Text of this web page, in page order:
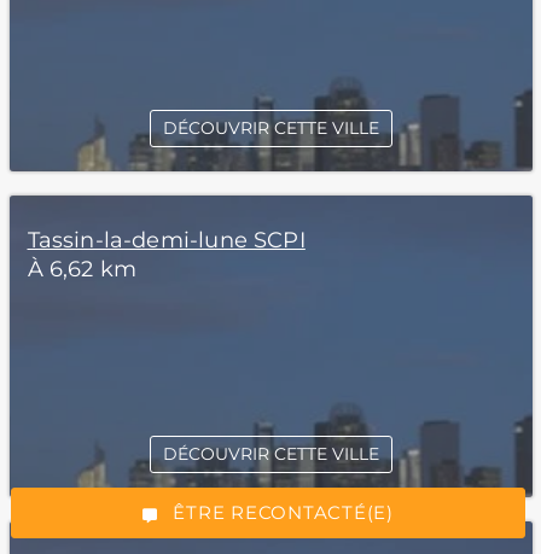
“Excellent”, 165 avis
ÊTRE RECONTACTÉ(E)
DÉCOUVRIR CETTE VILLE
Tassin-la-demi-lune SCPI
À 6,62 km
DÉCOUVRIR CETTE VILLE